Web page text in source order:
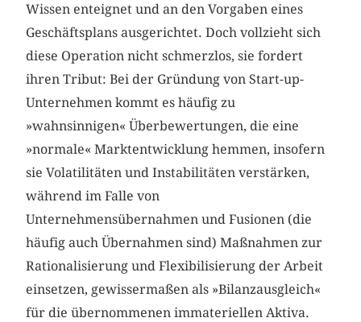
Wissen enteignet und an den Vorgaben eines
Geschäftsplans ausgerichtet. Doch vollzieht sich
diese Operation nicht schmerzlos, sie fordert
ihren Tribut: Bei der Gründung von Start-up-
Unternehmen kommt es häufig zu
»wahnsinnigen« Überbewertungen, die eine
»normale« Marktentwicklung hemmen, insofern
sie Volatilitäten und Instabilitäten verstärken,
während im Falle von
Unternehmensübernahmen und Fusionen (die
häufig auch Übernahmen sind) Maßnahmen zur
Rationalisierung und Flexibilisierung der Arbeit
einsetzen, gewissermaßen als »Bilanzausgleich«
für die übernommenen immateriellen Aktiva.